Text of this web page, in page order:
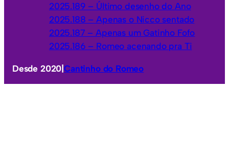
2025.189 – Último desenho do Ano
2025.188 – Apenas o Nicco sentado
2025.187 – Apenas um Gatinho Fofo
2025.186 – Romeo acenando pra Ti
Desde 2020|Cantinho do Romeo